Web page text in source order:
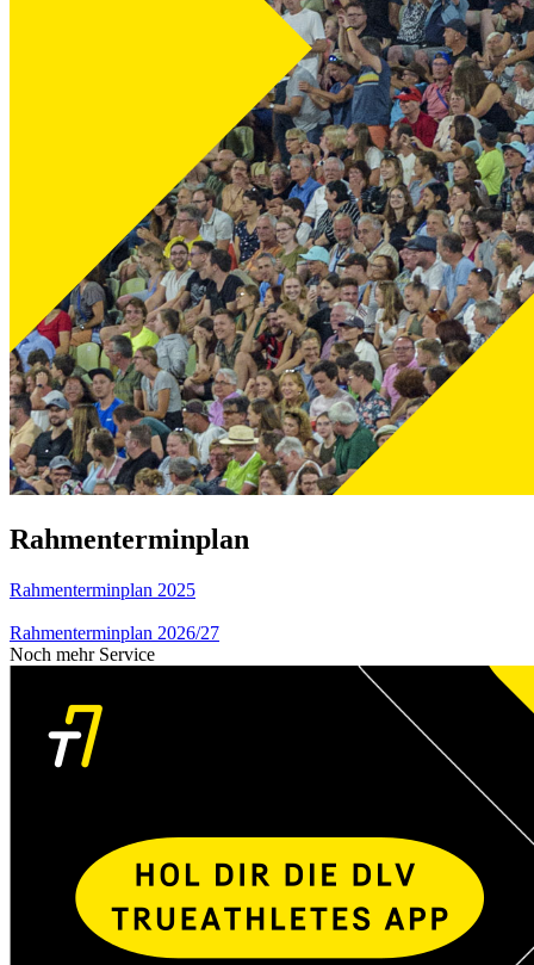
Rahmenterminplan
Rahmenterminplan 2025
Rahmenterminplan 2026/27
Noch mehr Service